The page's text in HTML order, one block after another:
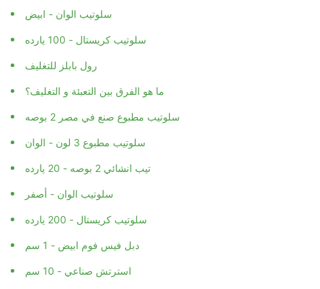
سلوتيب الوان - ابيض
سلوتيب كريستال - 100 يارده
رول بابلز للتغليف
ما هو الفرق بين التعبئة و التغليف؟
سلوتيب مطبوع صنع في مصر 2 بوصه
سلوتيب مطبوع 3 لون - الوان
تيب انشائي 2 بوصه - 20 يارده
سلوتيب الوان - أصفر
سلوتيب كريستال - 200 يارده
دبل فيس فوم ابيض - 1 سم
استرتش صناعي - 10 سم